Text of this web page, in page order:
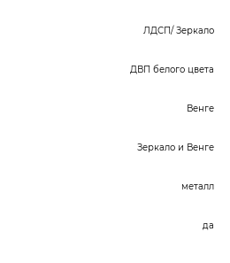
ЛДСП/ Зеркало
ДВП белого цвета
Венге
Зеркало и Венге
металл
да